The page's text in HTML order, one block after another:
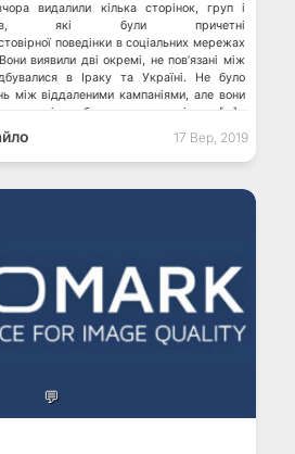
видалили кілька сторінок, груп і
які були причетні
поведінки в соціальних мережах
виявили дві окремі, не пов’язані між
в Іраку та Україні. Не було
між віддаленими кампаніями, але вони
записів, щоб ввести в оману інших […]
17 Вер, 2019
💬